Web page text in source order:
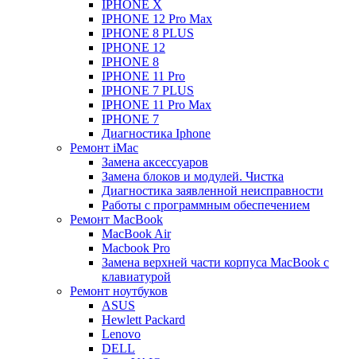
IPHONE X
IPHONE 12 Pro Max
IPHONE 8 PLUS
IPHONE 12
IPHONE 8
IPHONE 11 Pro
IPHONE 7 PLUS
IPHONE 11 Pro Max
IPHONE 7
Диагностика Iphone
Ремонт iMac
Замена аксессуаров
Замена блоков и модулей. Чистка
Диагностика заявленной неисправности
Работы с программным обеспечением
Ремонт MacBook
MacBook Air
Macbook Pro
Замена верхней части корпуса MacBook с
клавиатурой
Ремонт ноутбуков
ASUS
Hewlett Packard
Lenovo
DELL